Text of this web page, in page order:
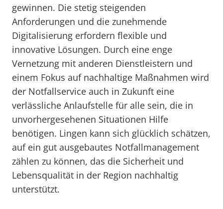
gewinnen. Die stetig steigenden
Anforderungen und die zunehmende
Digitalisierung erfordern flexible und
innovative Lösungen. Durch eine enge
Vernetzung mit anderen Dienstleistern und
einem Fokus auf nachhaltige Maßnahmen wird
der Notfallservice auch in Zukunft eine
verlässliche Anlaufstelle für alle sein, die in
unvorhergesehenen Situationen Hilfe
benötigen. Lingen kann sich glücklich schätzen,
auf ein gut ausgebautes Notfallmanagement
zählen zu können, das die Sicherheit und
Lebensqualität in der Region nachhaltig
unterstützt.